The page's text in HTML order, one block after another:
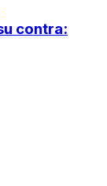
contra: